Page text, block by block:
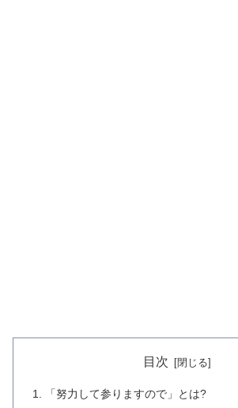
目次
「努力して参りますので」とは?